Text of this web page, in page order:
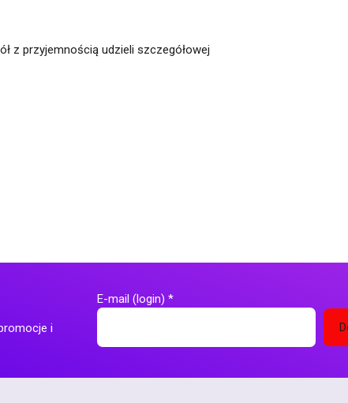
z przyjemnością udzieli szczegółowej
i
E-mail (login) *